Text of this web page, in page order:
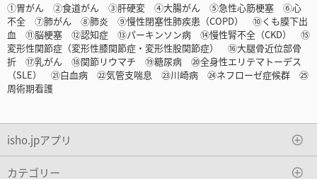
➀胃がん ②食道がん ③肝硬変 ④大腸がん ⑤急性心筋梗塞 ⑥心
不全 ⑦肺がん ⑧肺炎 ⑨慢性閉塞性肺疾患（COPD） ⑩くも膜下出
血 ⑪脳梗塞 ⑫認知症 ⑬パーキンソン病 ⑭慢性腎不全（CKD） ⑮
変形性関節症（変形性膝関節症・変形性股関節症） ⑯大腿骨近位部骨
折 ⑰乳がん ⑱関節リウマチ ⑲糖尿病 ⑳全身性エリテマトーデス
（SLE） ㉑白血病 ㉒気管支喘息 ㉓川崎病 ㉔ネフローゼ症候群 ㉕
周術期看護
isho.jpアプリ
カテゴリー